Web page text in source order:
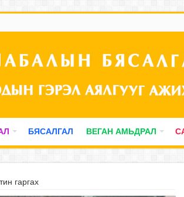
БЯСАЛГАЛ ВЕГАН АМЬДРАЛ
гаргах